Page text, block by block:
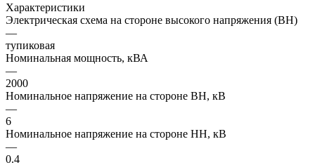
Характеристики
Электрическая схема на стороне высокого напряжения (ВН)
—
тупиковая
Номинальная мощность, кВА
—
2000
Номинальное напряжение на стороне ВН, кВ
—
6
Номинальное напряжение на стороне НН, кВ
—
0.4